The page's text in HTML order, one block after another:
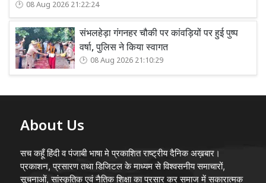
08 Aug 2026 21:22:24
संभलहेड़ा गंगनहर चौकी पर कांवड़ियों पर हुई पुष्प
वर्षा, पुलिस ने किया स्वागत
08 Aug 2026 21:10:29
About Us
सच कहूँ हिंदी व पंजाबी भाषा मे प्रकाशित राष्ट्रीय दैनिक अख़बार।
प्रकाशन, प्रसारण तथा डिजिटल के माध्यम से विश्वसनीय समाचारों,
सूचनाओं, सांस्कृतिक एवं नैतिक शिक्षा का प्रसार कर समाज में सकारात्मक